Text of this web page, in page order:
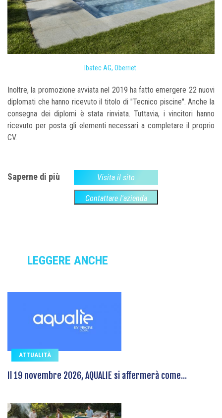
Ibatec AG, Oberriet
Inoltre, la promozione avviata nel 2019 ha fatto emergere 22 nuovi
diplomati che hanno ricevuto il titolo di "Tecnico piscine". Anche la
consegna dei diplomi è stata rinviata. Tuttavia, i vincitori hanno
ricevuto per posta gli elementi necessari a completare il proprio
CV.
Saperne di più Visita il sito
Contattare l'azienda
LEGGERE ANCHE
ATTUALITÀ
Il 19 novembre 2026, AQUALIE si affermerà come...